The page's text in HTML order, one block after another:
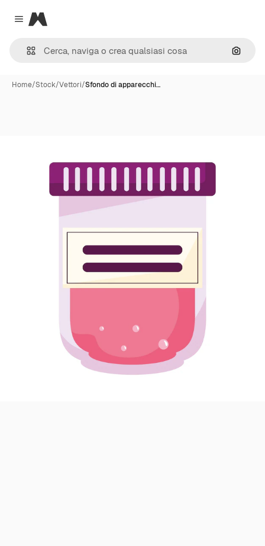
Close menu
Magnific
Cerca
Home/Stock/Vettori/Sfondo di apparecchi…